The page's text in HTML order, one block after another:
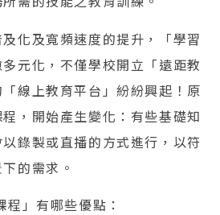
化及寬頻速度的提升，「學習
元化，不僅學校開立「遠距教
線上教育平台」紛紛興起！原
，開始產生變化：有些基礎知
錄製或直播的方式進行，以符
的需求。
」有哪些優點：